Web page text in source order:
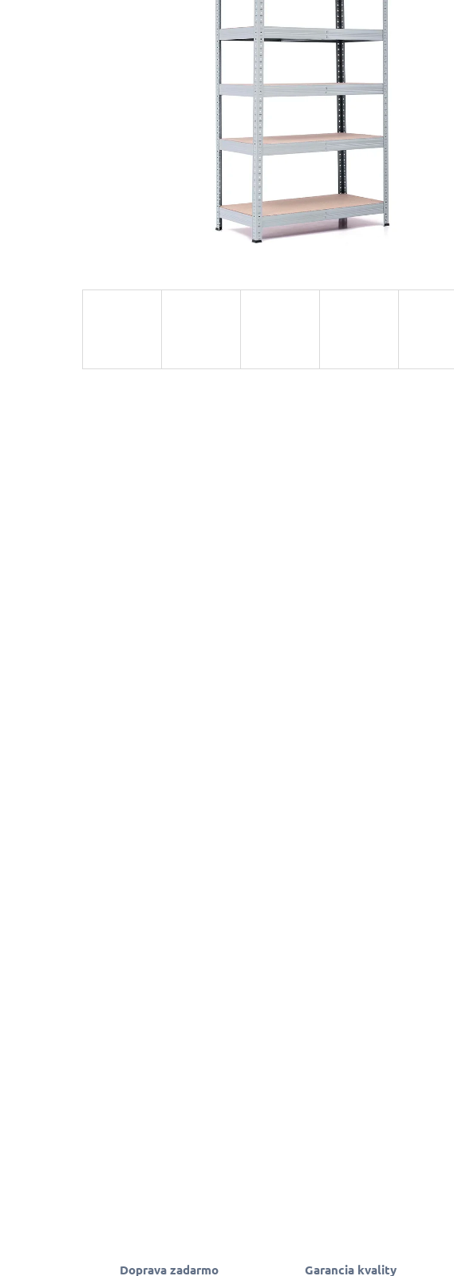
Doprava zadarmo Garancia kvality